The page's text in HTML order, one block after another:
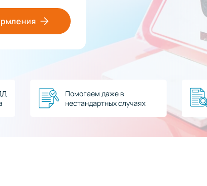
Помогаем даже в
нестандартных случаях